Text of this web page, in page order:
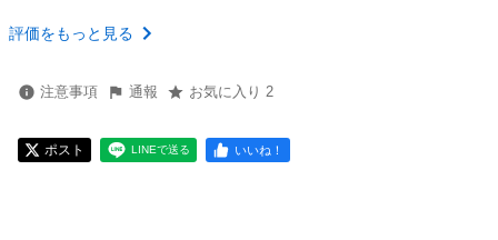
評価をもっと見る
注意事項 通報 お気に入り 2
ポスト LINEで送る いいね！